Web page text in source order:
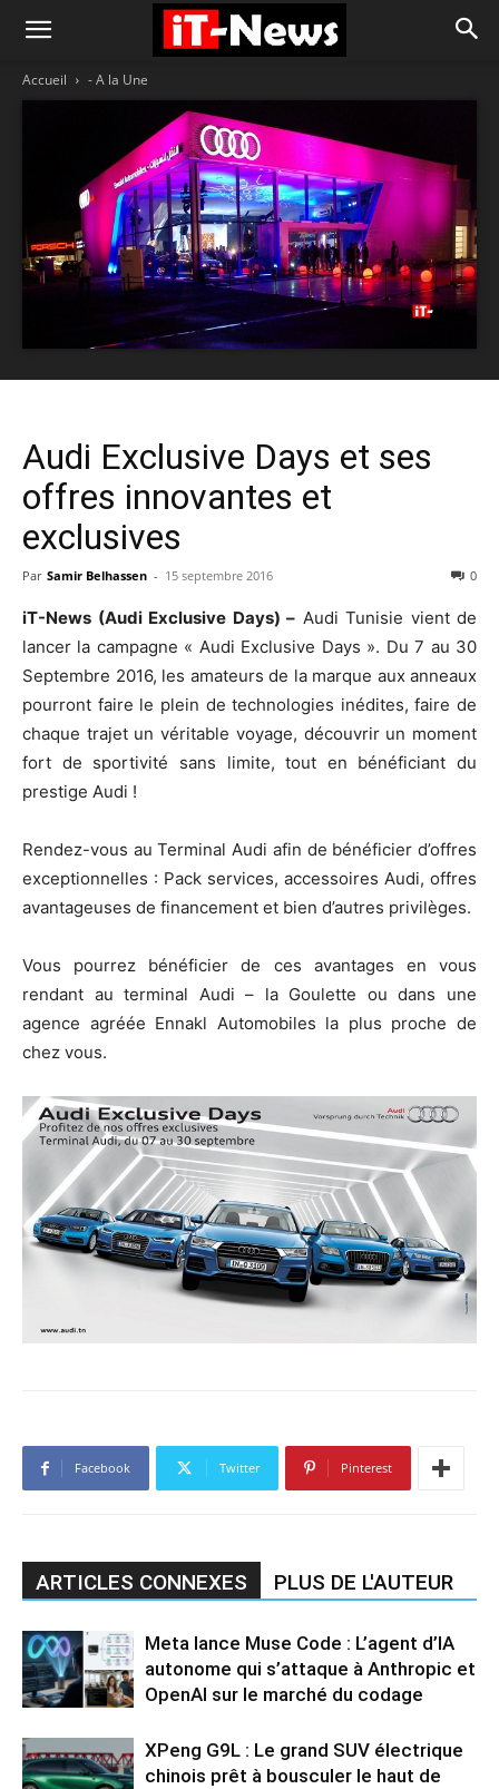
Accueil - A la Une
Audi Exclusive Days et ses
offres innovantes et
exclusives
Par Samir Belhassen - 15 septembre 2016 0
iT-News (Audi Exclusive Days) – Audi Tunisie vient de
lancer la campagne « Audi Exclusive Days ». Du 7 au 30
Septembre 2016, les amateurs de la marque aux anneaux
pourront faire le plein de technologies inédites, faire de
chaque trajet un véritable voyage, découvrir un moment
fort de sportivité sans limite, tout en bénéficiant du
prestige Audi !
Rendez-vous au Terminal Audi afin de bénéficier d’offres
exceptionnelles : Pack services, accessoires Audi, offres
avantageuses de financement et bien d’autres privilèges.
Vous pourrez bénéficier de ces avantages en vous
rendant au terminal Audi – la Goulette ou dans une
agence agréée Ennakl Automobiles la plus proche de
chez vous.
Facebook Twitter Pinterest
ARTICLES CONNEXES PLUS DE L'AUTEUR
Meta lance Muse Code : L’agent d’IA
autonome qui s’attaque à Anthropic et
OpenAI sur le marché du codage
XPeng G9L : Le grand SUV électrique
chinois prêt à bousculer le haut de